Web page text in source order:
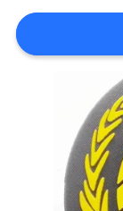
আবেদন
PRIVACY
POLICY